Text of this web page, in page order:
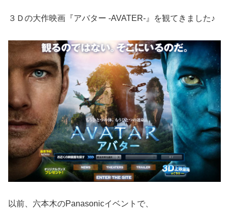
３Ｄの大作映画『アバター -AVATER-』を観てきました♪
以前、六本木のPanasonicイベントで、